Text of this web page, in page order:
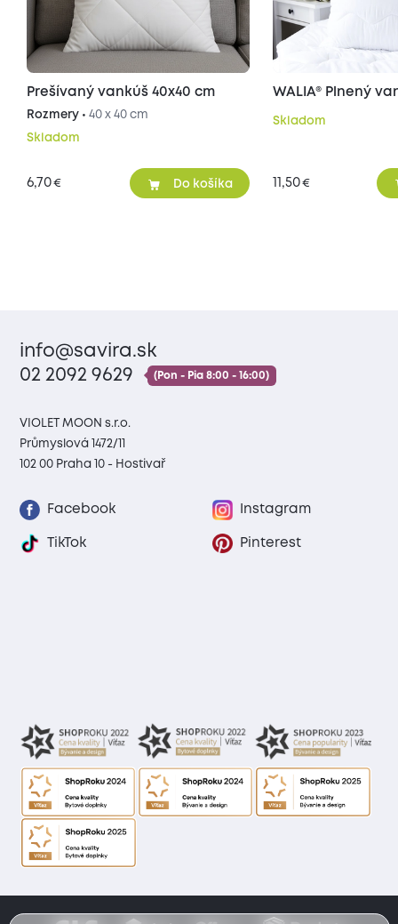
Prešívaný vankúš 40x40 cm
Rozmery • 40 x 40 cm
Skladom
6,70€ Do košíka
WALIA® Plnený
Skladom
11,50€
info@savira.sk
02 2092 9629
(Pon - Pia 8:00 - 16:00)
VIOLET MOON s.r.o.
Průmyslová 1472/11
102 00 Praha 10 - Hostivař
Facebook Instagram
TikTok Pinterest